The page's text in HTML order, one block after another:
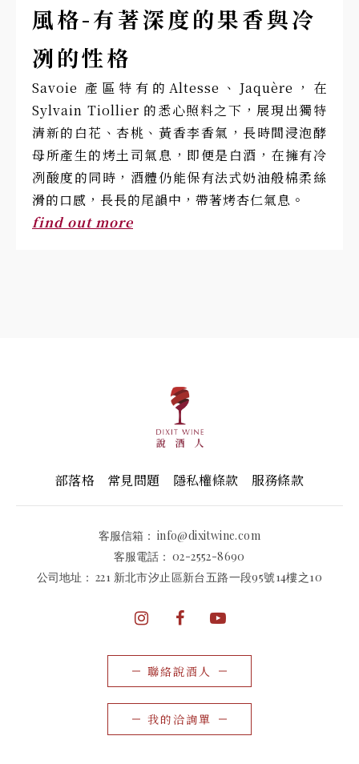
風格-有著深度的果香與冷
冽的性格
Savoie 產區特有的Altesse、Jaquère，在
Sylvain Tiollier 的悉心照料之下，展現出獨特
清新的白花、杏桃、黃香李香氣，長時間浸泡酵
母所產生的烤土司氣息，即便是白酒，在擁有冷
冽酸度的同時，酒體仍能保有法式奶油般棉柔絲
滑的口感，長長的尾韻中，帶著烤杏仁氣息。
find out more
部落格 常見問題 隱私權條款 服務條款
客服信箱： info@dixitwine.com
客服電話：02-2552-8690
公司地址： 221 新北市汐止區新台五路一段95號14樓之10
聯絡說酒人
我的洽詢單